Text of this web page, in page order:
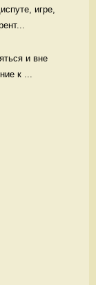
игре,
и вне
к ...